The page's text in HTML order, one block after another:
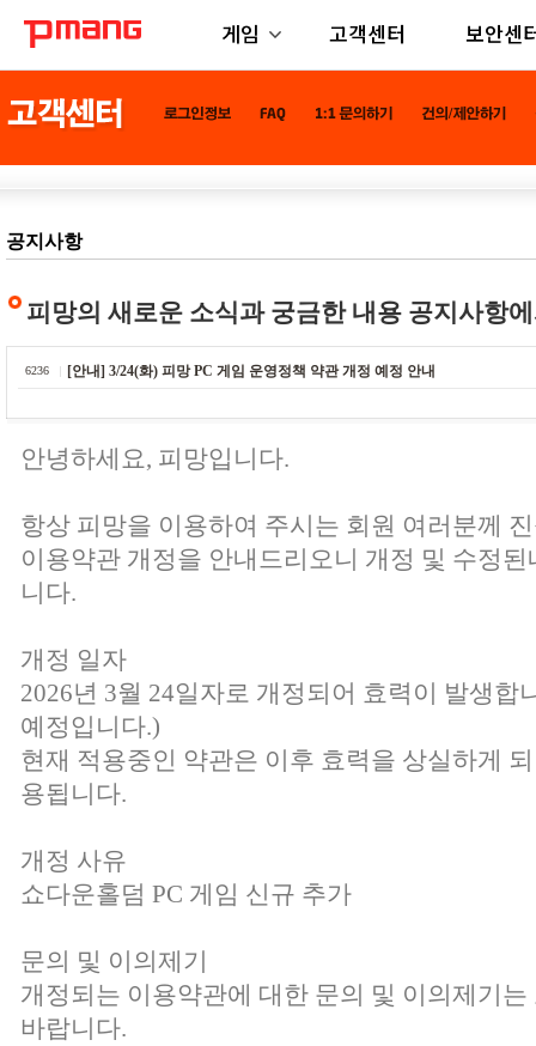
게임 고객센터 보안센
공지사항
피망의 새로운 소식과 궁금한 내용 공지사항
6236 [안내] 3/24(화) 피망 PC 게임 운영정책 약관 개정 예정 안내
안녕하세요, 피망입니다.
항상 피망을 이용하여 주시는 회원 여러분께
이용약관 개정을 안내드리오니 개정 및 수정
니다.
개정 일자
2026년 3월 24일자로 개정되어 효력이 발생합
예정입니다.)
현재 적용중인 약관은 이후 효력을 상실하게
용됩니다.
개정 사유
쇼다운홀덤 PC 게임 신규 추가
문의 및 이의제기
개정되는 이용약관에 대한 문의 및 이의제기
바랍니다.